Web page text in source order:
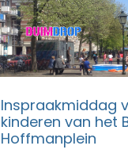
Inspraakmiddag
kinderen van het
Hoffmanplein